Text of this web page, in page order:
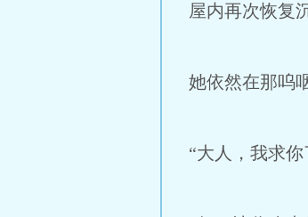
屋内再次恢复
她依然在那呜
“大人，我求